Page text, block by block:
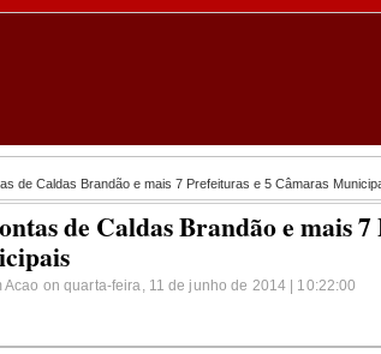
de Caldas Brandão e mais 7 Prefeituras e 5 Câmaras
de Caldas Brandão e mais 7
Acao on quarta-feira, 11 de junho de 2014 | 10:22:00